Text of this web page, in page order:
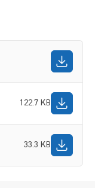
122.7 KB
33.3 KB